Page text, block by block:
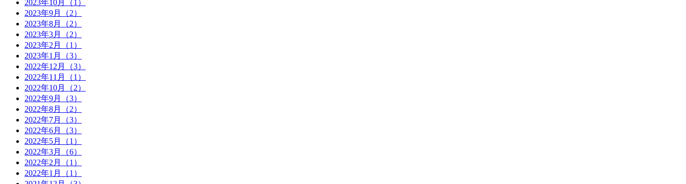
2023年10月（1）
2023年9月（2）
2023年8月（2）
2023年3月（2）
2023年2月（1）
2023年1月（3）
2022年12月（3）
2022年11月（1）
2022年10月（2）
2022年9月（3）
2022年8月（2）
2022年7月（3）
2022年6月（3）
2022年5月（1）
2022年3月（6）
2022年2月（1）
2022年1月（1）